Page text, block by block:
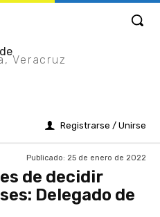
Veracruz
Registrarse / Unirse
Publicado: 25 de enero de 2022
de decidir
Delegado de